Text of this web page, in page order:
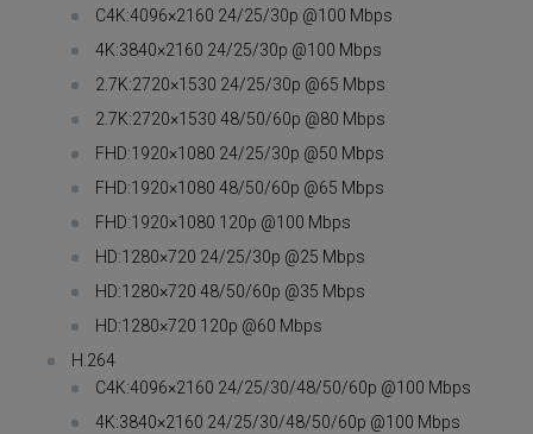
C4K:4096×2160 24/25/30p @100 Mbps
4K:3840×2160 24/25/30p @100 Mbps
2.7K:2720×1530 24/25/30p @65 Mbps
2.7K:2720×1530 48/50/60p @80 Mbps
FHD:1920×1080 24/25/30p @50 Mbps
FHD:1920×1080 48/50/60p @65 Mbps
FHD:1920×1080 120p @100 Mbps
HD:1280×720 24/25/30p @25 Mbps
HD:1280×720 48/50/60p @35 Mbps
HD:1280×720 120p @60 Mbps
H.264
C4K:4096×2160 24/25/30/48/50/60p @100 Mbps
4K:3840×2160 24/25/30/48/50/60p @100 Mbps